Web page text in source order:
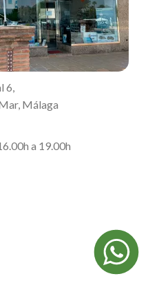
6,
Málaga
a 19.00h